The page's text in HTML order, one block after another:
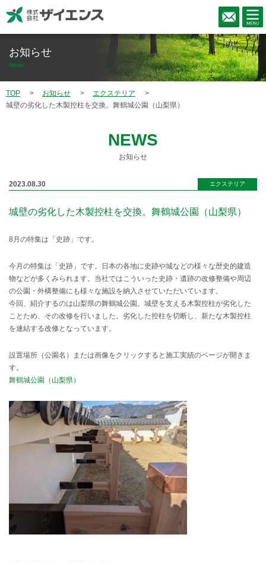
お知らせ
News
TOP お知らせ
エクステリア
城壁の劣化した木製控柱を交換。舞鶴城公園（山梨県）
NEWS
お知らせ
2023.08.30 エクステリア
城壁の劣化した木製控柱を交換。舞鶴城公園（山梨県）
8月の特集は「史跡」です。
今月の特集は「史跡」です。日本の各地に史跡や城などの様々な歴史的建造
物などが多くみられます。当社ではこういった史跡・遺跡の改修整備や周辺
の公園・外構整備にも様々な施設を納入させていただいています。
今回、紹介するのは山梨県の舞鶴城公園。城壁を支える木製控柱が劣化した
ことため、その改修を行いました。劣化した控柱を切断し、新たな木製控柱
を連結する改修となっています。
設置場所（公園名）または画像をクリックすると施工実績のページが開きま
す。
舞鶴城公園（山梨県）